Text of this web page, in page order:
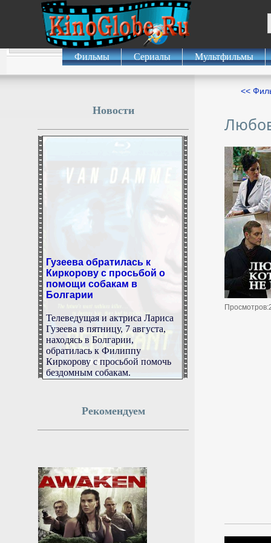
Фильмы Сериалы Мультфильмы
<<
Новости
Киркорову с просьбой о
помощи собакам в
Болгарии
Гузеева в пятницу, 7 августа,
находясь в Болгарии,
обратилась к Филиппу
Киркорову с просьбой помочь
бездомным собакам.
Движение транспорта
Из-за спортивного
мероприятия и концерта
перекроют движение на северо-
западе, западе и в центре
столицы.
Рекомендуем